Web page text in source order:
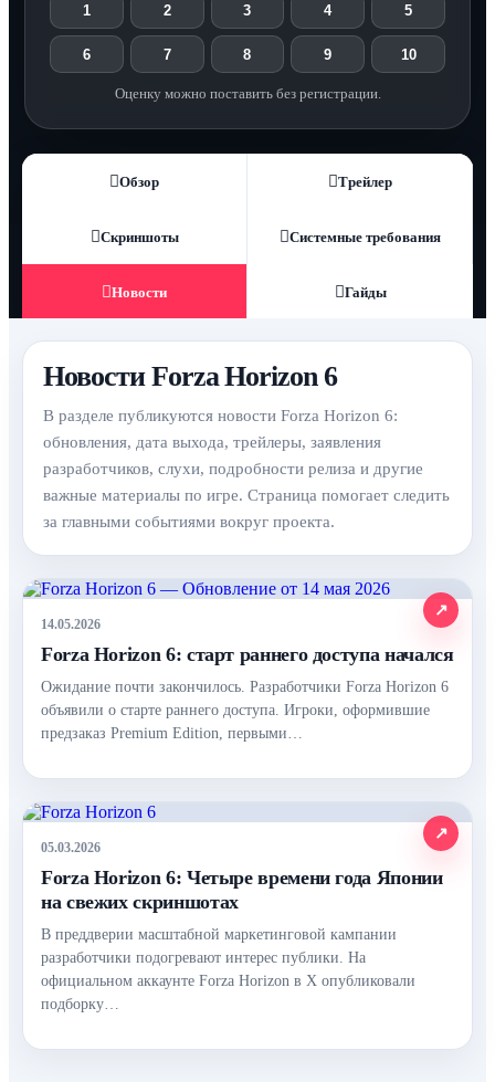
1 2 3 4 5
6 7 8 9 10
Оценку можно поставить без регистрации.
Обзор Трейлер
Скриншоты Системные требования
Новости Гайды
Новости Forza Horizon 6
В разделе публикуются новости Forza Horizon 6:
обновления, дата выхода, трейлеры, заявления
разработчиков, слухи, подробности релиза и другие
важные материалы по игре. Страница помогает следить
за главными событиями вокруг проекта.
14.05.2026
Forza Horizon 6: старт раннего доступа начался
Ожидание почти закончилось. Разработчики Forza Horizon 6
объявили о старте раннего доступа. Игроки, оформившие
предзаказ Premium Edition, первыми…
05.03.2026
Forza Horizon 6: Четыре времени года Японии
на свежих скриншотах
В преддверии масштабной маркетинговой кампании
разработчики подогревают интерес публики. На
официальном аккаунте Forza Horizon в X опубликовали
подборку…